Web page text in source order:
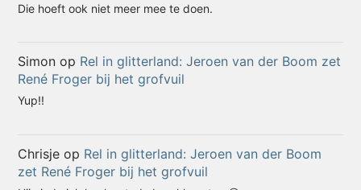
Die hoeft ook niet meer mee te doen.
Simon op Rel in glitterland: Jeroen van der Boom zet
René Froger bij het grofvuil
Yup!!
Chrisje op Rel in glitterland: Jeroen van der Boom
zet René Froger bij het grofvuil